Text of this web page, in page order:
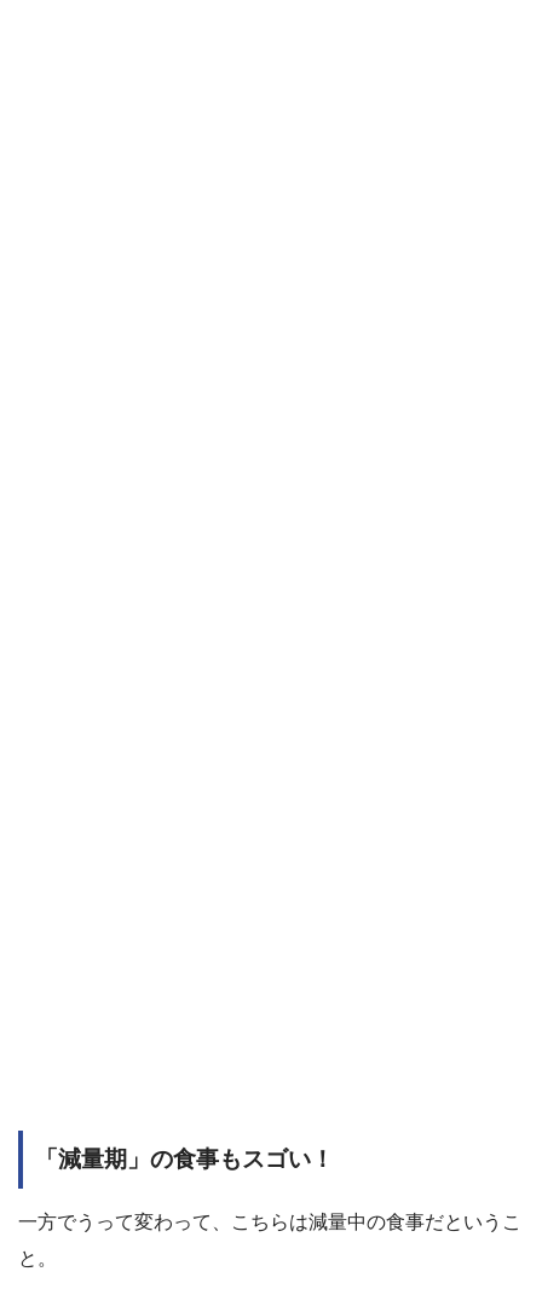
「減量期」の食事もスゴい！
一方でうって変わって、こちらは減量中の食事だというこ
と。